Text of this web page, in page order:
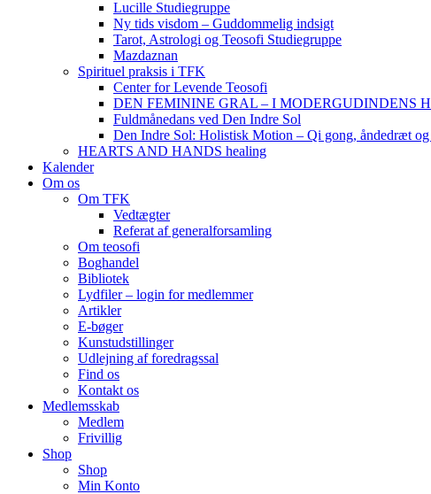
Lucille Studiegruppe
Ny tids visdom – Guddommelig indsigt
Tarot, Astrologi og Teosofi Studiegruppe
Mazdaznan
Spirituel praksis i TFK
Center for Levende Teosofi
DEN FEMININE GRAL – I MODERGUDINDENS
Fuldmånedans ved Den Indre Sol
Den Indre Sol: Holistisk Motion – Qi gong, åndedræt
HEARTS AND HANDS healing
Kalender
Om os
Om TFK
Vedtægter
Referat af generalforsamling
Om teosofi
Boghandel
Bibliotek
Lydfiler – login for medlemmer
Artikler
E-bøger
Kunstudstillinger
Udlejning af foredragssal
Find os
Kontakt os
Medlemsskab
Medlem
Frivillig
Shop
Shop
Min Konto